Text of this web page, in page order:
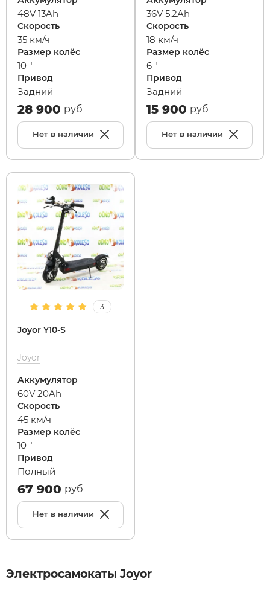
48V 13Ah
Скорость
35 км/ч
Размер колёс
10 "
Привод
Задний
28 900 руб
Нет в наличии
36V 5,2Ah
Скорость
18 км/ч
Размер колёс
6 "
Привод
Задний
15 900 руб
Нет в наличии
3
Joyor Y10-S
Joyor
Аккумулятор
60V 20Ah
Скорость
45 км/ч
Размер колёс
10 "
Привод
Полный
67 900 руб
Нет в наличии
Электросамокаты Joyor